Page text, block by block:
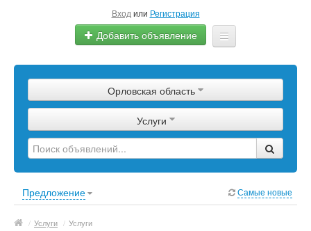
Вход или Регистрация
Добавить объявление
Сырье
Изделия
Оборудование
Орловская область
Услуги
Предложение Самые новые
/ Услуги / Услуги